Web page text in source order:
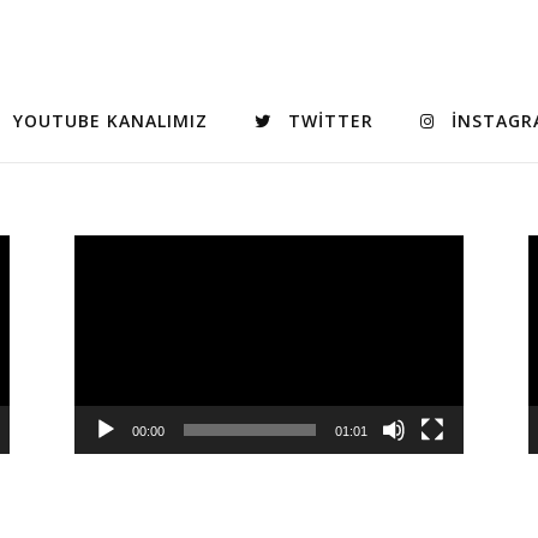
YOUTUBE KANALIMIZ TWITTER
00:00 01:01